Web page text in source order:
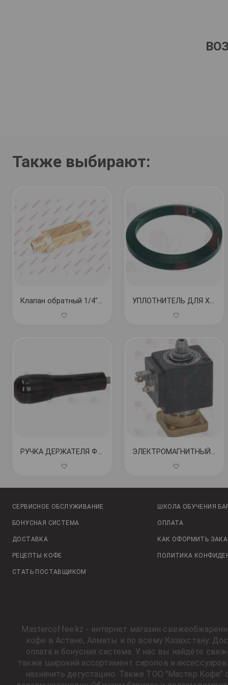
Также выбирают:
Клапан обратный 1/4" - 1/4" Nuova Simonelli МАС УПЛОТНИТЕЛЬ ДЛЯ ХОЛДЕРА ø 71x56x9 мм КОД: 1186402
РУЧКА ДЕРЖАТЕЛЯ ФИЛЬТРА В СБОРЕ M10 КОД: 5035724 ЭЛЕКТРОМАГНИТНЫЙ КЛАПАН LUCIFER ТРЕХХОДОВОЙ 240В 50Гц КОД: 1120330
СЕРВИСНОЕ ОБСЛУЖИВАНИЕ ШКОЛА ОБУЧЕНИЯ
БОНУСНАЯ СИСТЕМА ОПЛАТА
ДОСТАВКА КАК ОФОРМИТЬ
РЕЦЕПТЫ КОФЕ ПОЛИТИКА
СТАТЬ ПОСТАВЩИКОМ
Mastercoffee.kz - интернет магазин
кофе в Астане, Алматы и по всему Казахстану.
оплата и бонусная система. У нас вы найдёте
также широкий ассортимент сиропов и
назначить дегустацию. Также ТОО "Мастер Кофе"